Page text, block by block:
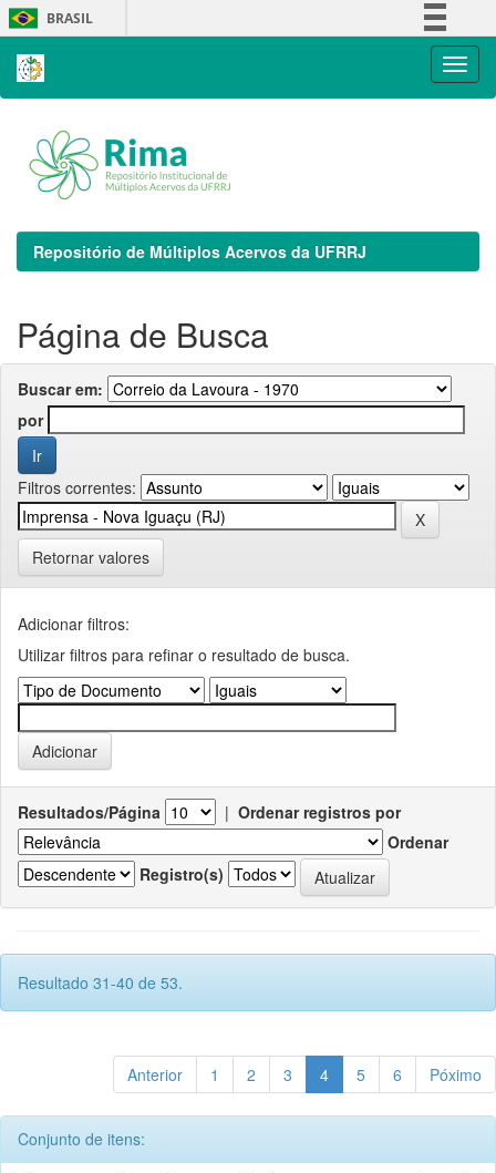
Skip
navigation
BRASIL
Repositório de Múltiplos Acervos da UFRRJ
Página de Busca
Buscar em:
por
Filtros correntes:
Retornar valores
Adicionar filtros:
Utilizar filtros para refinar o resultado de busca.
Resultados/Página | Ordenar registros por
Ordenar
Registro(s)
Resultado 31-40 de 53.
Anterior 1 2 3 4 5 6 Póximo
Conjunto de itens: